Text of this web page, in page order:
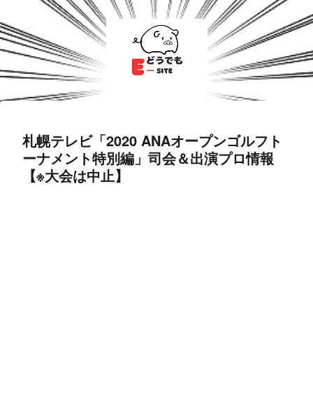
札幌テレビ「2020 ANAオープンゴルフト
ーナメント特別編」司会＆出演プロ情報
【※大会は中止】